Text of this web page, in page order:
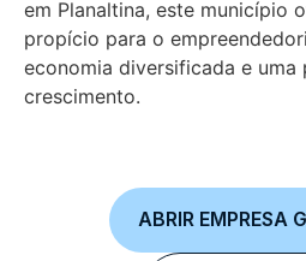
em Planaltina, este município
propício para o
economia diversificada e uma
crescimento.
ABRIR EMPRESA